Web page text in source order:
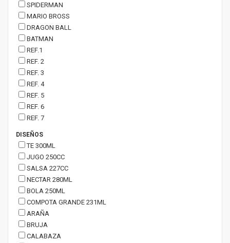
SPIDERMAN
MARIO BROSS
DRAGON BALL
BATMAN
REF.1
REF. 2
REF. 3
REF. 4
REF. 5
REF. 6
REF. 7
DISEÑOS
TE 300ML
JUGO 250CC
SALSA 227CC
NECTAR 280ML
BOLA 250ML
COMPOTA GRANDE 231ML
ARAÑA
BRUJA
CALABAZA